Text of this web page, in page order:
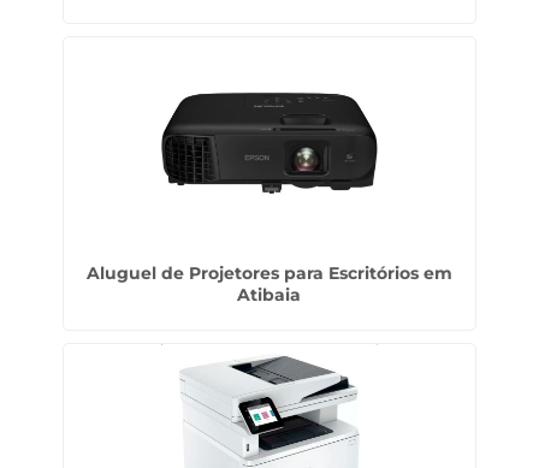
Aluguel de Projetores para Escritórios em
Atibaia